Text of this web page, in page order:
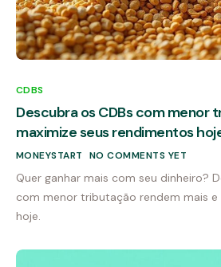
CDBS
Descubra os CDBs com menor
maximize seus rendimentos
MONEYSTART NO COMMENTS YET
Quer ganhar mais com seu dinheiro?
com menor tributação rendem mais
hoje.